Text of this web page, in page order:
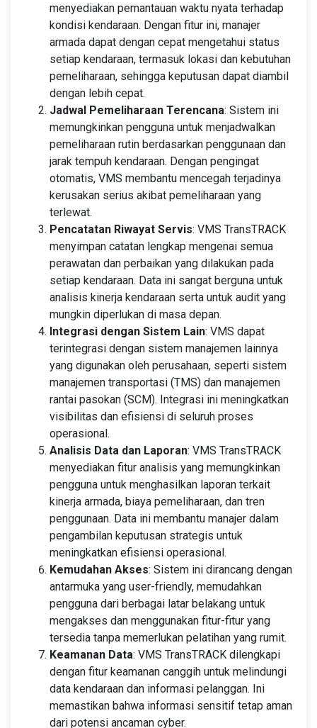
menyediakan pemantauan waktu nyata terhadap
kondisi kendaraan. Dengan fitur ini, manajer
armada dapat dengan cepat mengetahui status
setiap kendaraan, termasuk lokasi dan kebutuhan
pemeliharaan, sehingga keputusan dapat diambil
dengan lebih cepat.
Jadwal Pemeliharaan Terencana: Sistem ini
memungkinkan pengguna untuk menjadwalkan
pemeliharaan rutin berdasarkan penggunaan dan
jarak tempuh kendaraan. Dengan pengingat
otomatis, VMS membantu mencegah terjadinya
kerusakan serius akibat pemeliharaan yang
terlewat.
Pencatatan Riwayat Servis: VMS TransTRACK
menyimpan catatan lengkap mengenai semua
perawatan dan perbaikan yang dilakukan pada
setiap kendaraan. Data ini sangat berguna untuk
analisis kinerja kendaraan serta untuk audit yang
mungkin diperlukan di masa depan.
Integrasi dengan Sistem Lain: VMS dapat
terintegrasi dengan sistem manajemen lainnya
yang digunakan oleh perusahaan, seperti sistem
manajemen transportasi (TMS) dan manajemen
rantai pasokan (SCM). Integrasi ini meningkatkan
visibilitas dan efisiensi di seluruh proses
operasional.
Analisis Data dan Laporan: VMS TransTRACK
menyediakan fitur analisis yang memungkinkan
pengguna untuk menghasilkan laporan terkait
kinerja armada, biaya pemeliharaan, dan tren
penggunaan. Data ini membantu manajer dalam
pengambilan keputusan strategis untuk
meningkatkan efisiensi operasional.
Kemudahan Akses: Sistem ini dirancang dengan
antarmuka yang user-friendly, memudahkan
pengguna dari berbagai latar belakang untuk
mengakses dan menggunakan fitur-fitur yang
tersedia tanpa memerlukan pelatihan yang rumit.
Keamanan Data: VMS TransTRACK dilengkapi
dengan fitur keamanan canggih untuk melindungi
data kendaraan dan informasi pelanggan. Ini
memastikan bahwa informasi sensitif tetap aman
dari potensi ancaman cyber.